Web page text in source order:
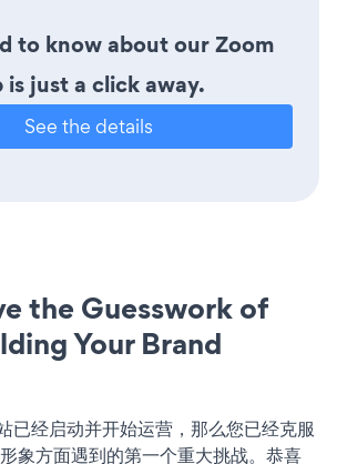
to know about our Zoom
is just a click away.
See the details
the Guesswork of
Your Brand
已经启动并开始运营，那么您已经克服
象方面遇到的第一个重大挑战。恭喜